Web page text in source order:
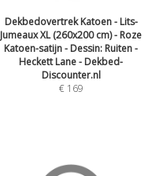
Dekbedovertrek Katoen - Lits-
Jumeaux XL (260x200 cm) - Roze
Katoen-satijn - Dessin: Ruiten -
Heckett Lane - Dekbed-
Discounter.nl
€ 169